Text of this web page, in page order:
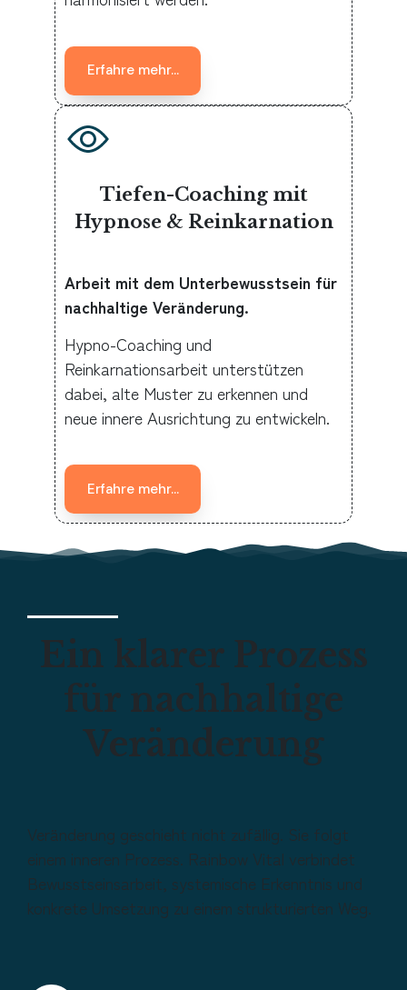
Erfahre mehr...
Tiefen-Coaching mit
Hypnose & Reinkarnation
Arbeit mit dem Unterbewusstsein für
nachhaltige Veränderung.
Hypno-Coaching und
Reinkarnationsarbeit unterstützen
dabei, alte Muster zu erkennen und
neue innere Ausrichtung zu entwickeln.
Erfahre mehr...
Ein klarer Prozess
für nachhaltige
Veränderung
Veränderung geschieht nicht zufällig. Sie folgt
einem inneren Prozess. Rainbow Vital verbindet
Bewusstseinsarbeit, systemische Erkenntnis und
konkrete Umsetzung zu einem strukturierten Weg.